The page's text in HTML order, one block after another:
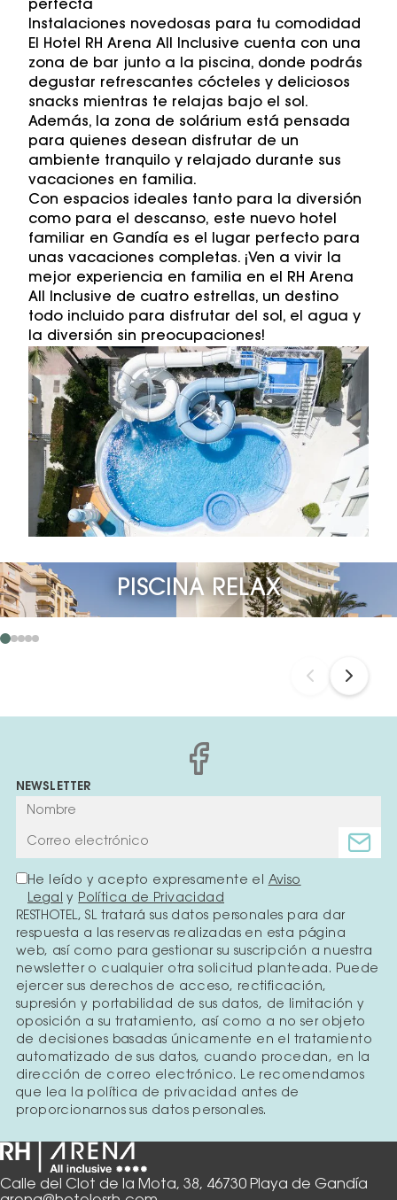
perfecta
Instalaciones novedosas para tu comodidad
El Hotel RH Arena All Inclusive cuenta con una
zona de bar junto a la piscina, donde podrás
degustar refrescantes cócteles y deliciosos
snacks mientras te relajas bajo el sol.
Además, la zona de solárium está pensada
para quienes desean disfrutar de un
ambiente tranquilo y relajado durante sus
vacaciones en familia.
Con espacios ideales tanto para la diversión
como para el descanso, este nuevo hotel
familiar en Gandía es el lugar perfecto para
unas vacaciones completas. ¡Ven a vivir la
mejor experiencia en familia en el RH Arena
All Inclusive de cuatro estrellas, un destino
todo incluido para disfrutar del sol, el agua y
la diversión sin preocupaciones!
PISCINA RELAX
Calle del Clot de la Mota, 38, 46730 Playa de Gandía
NEWSLETTER
He leído y acepto expresamente el Aviso
Legal
y Política de Privacidad
RESTHOTEL, SL tratará sus datos personales para dar
respuesta a las reservas realizadas en esta página
web, así como para gestionar su suscripción a nuestra
newsletter o cualquier otra solicitud planteada. Puede
ejercer sus derechos de acceso, rectificación,
supresión y portabilidad de sus datos, de limitación y
oposición a su tratamiento, así como a no ser objeto
de decisiones basadas únicamente en el tratamiento
automatizado de sus datos, cuando procedan, en la
dirección de correo electrónico. Le recomendamos
que lea la política de privacidad antes de
proporcionarnos sus datos personales.